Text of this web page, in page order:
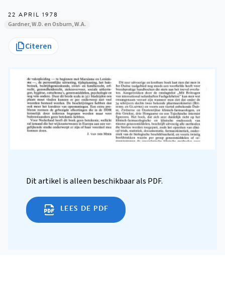
22 APRIL 1978
Gardner, W.D. en Osburn, W.A.
Citeren
Dit artikel is alleen beschikbaar als PDF.
LEES DE PDF